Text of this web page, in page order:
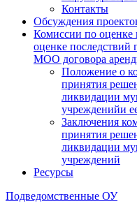
Контакты
Обсуждения
Комиссии по оценке
оценке последствий
МОО договора
Положение о
принятия
ликвидации
учрежденийи
Заключения
принятия
ликвидации
учреждений
Ресурсы
Подведомственные ОУ